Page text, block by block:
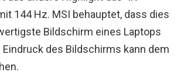
144 Hz. MSI behauptet, dass dies
Bildschirm eines Laptops
Eindruck des Bildschirms kann dem